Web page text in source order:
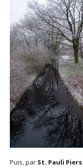
Puis, par St. Pauli Piers